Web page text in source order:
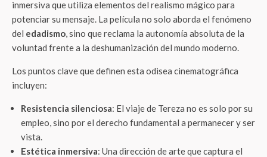
inmersiva que utiliza elementos del realismo mágico para
potenciar su mensaje. La película no solo aborda el fenómeno
del edadismo, sino que reclama la autonomía absoluta de la
voluntad frente a la deshumanización del mundo moderno.
Los puntos clave que definen esta odisea cinematográfica
incluyen:
Resistencia silenciosa: El viaje de Tereza no es solo por su
empleo, sino por el derecho fundamental a permanecer y ser
vista.
Estética inmersiva: Una dirección de arte que captura el